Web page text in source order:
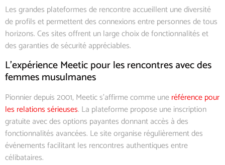
Les grandes plateformes de rencontre accueillent une diversité
de profils et permettent des connexions entre personnes de tous
horizons. Ces sites offrent un large choix de fonctionnalités et
des garanties de sécurité appréciables.
L’expérience Meetic pour les rencontres avec des
femmes musulmanes
Pionnier depuis 2001, Meetic s’affirme comme uneréférence pour
les relations sérieuses. La plateforme propose une inscription
gratuite avec des options payantes donnant accès à des
fonctionnalités avancées. Le site organise régulièrement des
événements facilitant les rencontres authentiques entre
célibataires.